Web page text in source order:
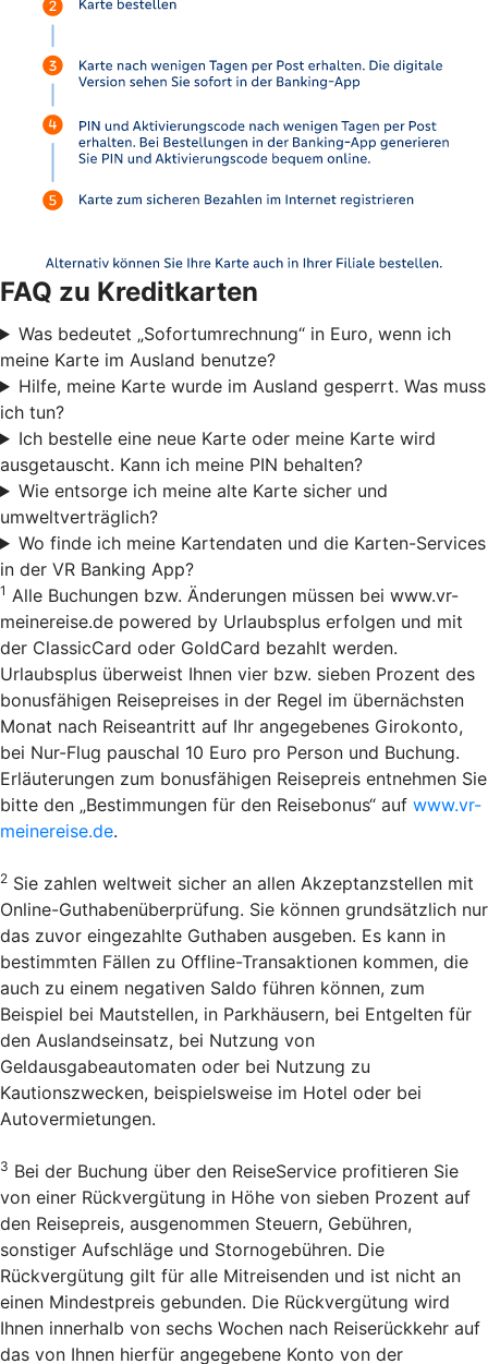
FAQ zu Kreditkarten
Was bedeutet „Sofortumrechnung“ in Euro, wenn ich
meine Karte im Ausland benutze?
Hilfe, meine Karte wurde im Ausland gesperrt. Was muss
ich tun?
Ich bestelle eine neue Karte oder meine Karte wird
ausgetauscht. Kann ich meine PIN behalten?
Wie entsorge ich meine alte Karte sicher und
umweltverträglich?
Wo finde ich meine Kartendaten und die Karten-Services
in der VR Banking App?
1 Alle Buchungen bzw. Änderungen müssen bei www.vr-
meinereise.de powered by Urlaubsplus erfolgen und mit
der ClassicCard oder GoldCard bezahlt werden.
Urlaubsplus überweist Ihnen vier bzw. sieben Prozent des
bonusfähigen Reisepreises in der Regel im übernächsten
Monat nach Reiseantritt auf Ihr angegebenes Girokonto,
bei Nur-Flug pauschal 10 Euro pro Person und Buchung.
Erläuterungen zum bonusfähigen Reisepreis entnehmen Sie
bitte den „Bestimmungen für den Reisebonus“ auf www.vr-
meinereise.de.
2 Sie zahlen weltweit sicher an allen Akzeptanzstellen mit
Online-Guthabenüberprüfung. Sie können grundsätzlich nur
das zuvor eingezahlte Guthaben ausgeben. Es kann in
bestimmten Fällen zu Offline-Transaktionen kommen, die
auch zu einem negativen Saldo führen können, zum
Beispiel bei Mautstellen, in Parkhäusern, bei Entgelten für
den Auslandseinsatz, bei Nutzung von
Geldausgabeautomaten oder bei Nutzung zu
Kautionszwecken, beispielsweise im Hotel oder bei
Autovermietungen.
3 Bei der Buchung über den Reise­Service profitieren Sie
von einer Rückvergütung in Höhe von sieben Prozent auf
den Reisepreis, ausgenommen Steuern, Gebühren,
sonstiger Aufschläge und Stornogebühren. Die
Rückvergütung gilt für alle Mitreisenden und ist nicht an
einen Mindestpreis gebunden. Die Rückvergütung wird
Ihnen innerhalb von sechs Wochen nach Reiserückkehr auf
das von Ihnen hierfür angegebene Konto von der